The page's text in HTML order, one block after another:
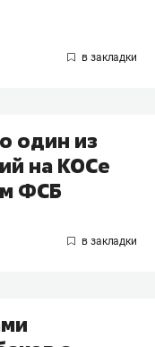
один из
на КОСе
ФСБ